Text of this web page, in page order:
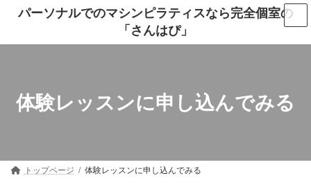
ン
ー
パーソナルでのマシンピラティスなら完全個室の
「さんはぴ」
体験レッスンに申し込んでみる
トップページ 体験レッスンに申し込んでみる